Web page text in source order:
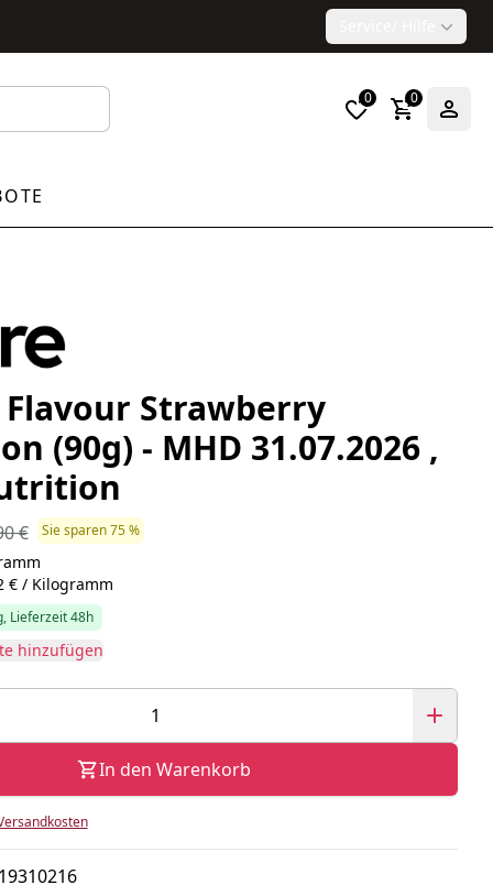
0 0
Strawberry
(90g) - MHD 31.07.2026 ,
€ Sie sparen 75 %
€ / Kilogramm
Lieferzeit 48h
hinzufügen
In den Warenkorb